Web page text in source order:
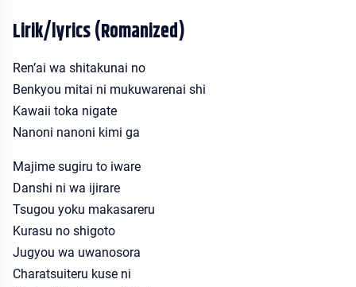
Lirik/lyrics (Romanized)
Ren’ai wa shitakunai no
Benkyou mitai ni mukuwarenai shi
Kawaii toka nigate
Nanoni nanoni kimi ga
Majime sugiru to iware
Danshi ni wa ijirare
Tsugou yoku makasareru
Kurasu no shigoto
Jugyou wa uwanosora
Charatsuiteru kuse ni